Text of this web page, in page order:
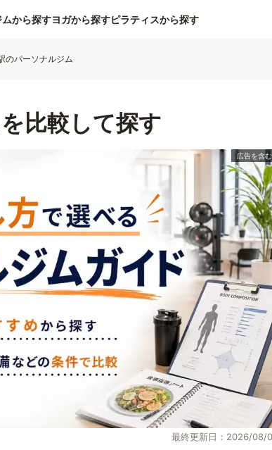
から探すヨガから探すピラティスから探す
のパーソナルジム
比較して探す
最終更新日：2026/08/